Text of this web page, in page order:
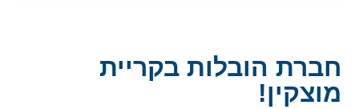
חברת הובלות בקריית
מוצקין!